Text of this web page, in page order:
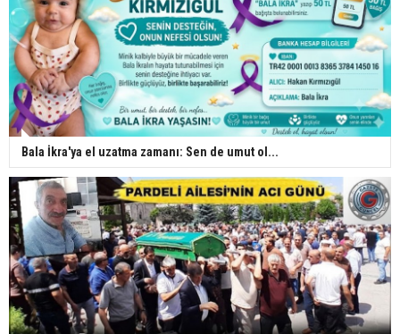
Bala İkra'ya el uzatma zamanı: Sen de umut ol...